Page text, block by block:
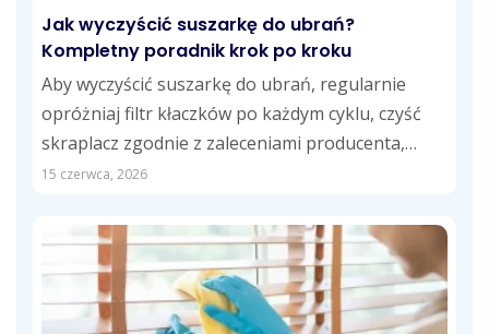
Jak wyczyścić suszarkę do ubrań?
Kompletny poradnik krok po kroku
Aby wyczyścić suszarkę do ubrań, regularnie
opróżniaj filtr kłaczków po każdym cyklu, czyść
skraplacz zgodnie z zaleceniami producenta,
opróżniaj zbiornik...
15 czerwca, 2026